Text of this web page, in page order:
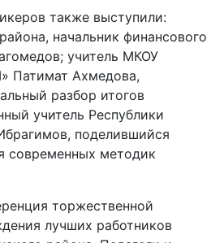
также выступили:
начальник финансового
учитель МКОУ
Патимат Ахмедова,
разбор итогов
учитель Республики
поделившийся
современных методик
торжественной
лучших работников